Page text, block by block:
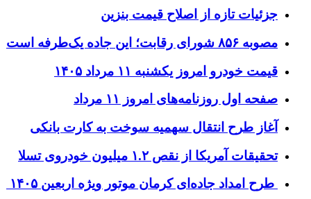
تازه از اصلاح قیمت بنزین
شورای رقابت؛ این جاده یک‌طرفه است
خودرو امروز یکشنبه ۱۱ مرداد ۱۴۰۵
اول روزنامه‌های امروز ۱۱ مرداد
طرح انتقال سهمیه سوخت به کارت بانکی
آمریکا از نقص ۱.۲ میلیون خودروی تسلا
امداد جاده‌ای کرمان موتور ویژه اربعین ۱۴۰۵